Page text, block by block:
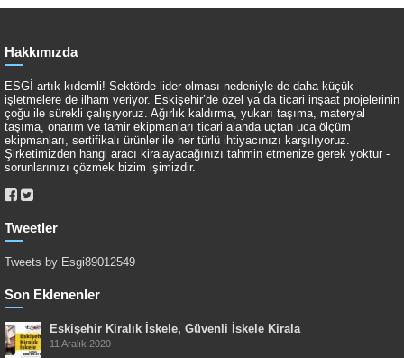
Hakkımızda
ESGİ artık kıdemli! Sektörde lider olması nedeniyle de daha küçük
işletmelere de ilham veriyor. Eskişehir’de özel ya da ticari inşaat projelerinin
çoğu ile sürekli çalışıyoruz. Ağırlık kaldırma, yukarı taşıma, materyal
taşıma, onarım ve tamir ekipmanları ticari alanda uçtan uca ölçüm
ekipmanları, sertifikalı ürünler ile her türlü ihtiyacınızı karşılıyoruz.
Şirketimizden hangi aracı kiralayacağınızı tahmin etmenize gerek yoktur -
sorunlarınızı çözmek bizim işimizdir.
Tweetler
Tweets by Esgi89012549
Son Eklenenler
Eskişehir Kiralık İskele, Güvenli İskele Kirala
11 Aralık 2020